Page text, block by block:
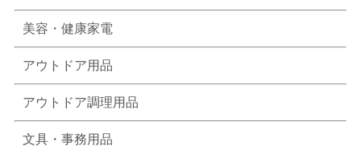
美容・健康家電
アウトドア用品
アウトドア調理用品
文具・事務用品